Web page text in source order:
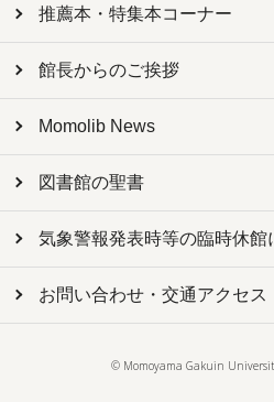
推薦本・特集本コーナー
館長からのご挨拶
Momolib News
図書館の聖書
気象警報発表時等の臨時休館
お問い合わせ・交通アクセ
© Momoyama Gakuin